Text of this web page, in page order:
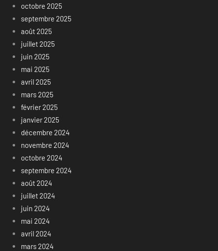
octobre 2025
septembre 2025
août 2025
juillet 2025
juin 2025
mai 2025
avril 2025
mars 2025
février 2025
janvier 2025
décembre 2024
novembre 2024
octobre 2024
septembre 2024
août 2024
juillet 2024
juin 2024
mai 2024
avril 2024
mars 2024